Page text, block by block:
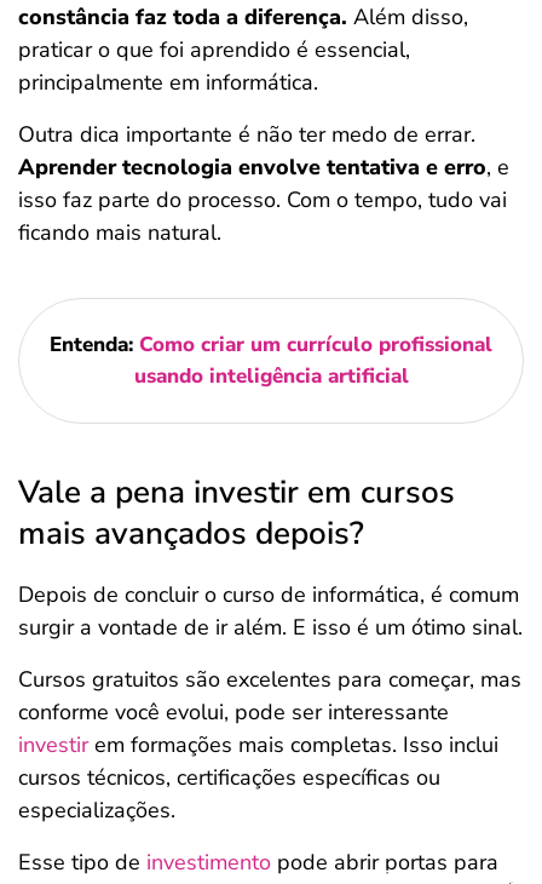
constância faz toda a diferença. Além disso,
praticar o que foi aprendido é essencial,
principalmente em informática.
Outra dica importante é não ter medo de errar.
Aprender tecnologia envolve tentativa e erro, e
isso faz parte do processo. Com o tempo, tudo vai
ficando mais natural.
Entenda: Como criar um currículo profissional
usando inteligência artificial
Vale a pena investir em cursos
mais avançados depois?
Depois de concluir o curso de informática, é comum
surgir a vontade de ir além. E isso é um ótimo sinal.
Cursos gratuitos são excelentes para começar, mas
conforme você evolui, pode ser interessante
investirem formações mais completas. Isso inclui
cursos técnicos, certificações específicas ou
especializações.
Esse tipo de investimento pode abrir portas para